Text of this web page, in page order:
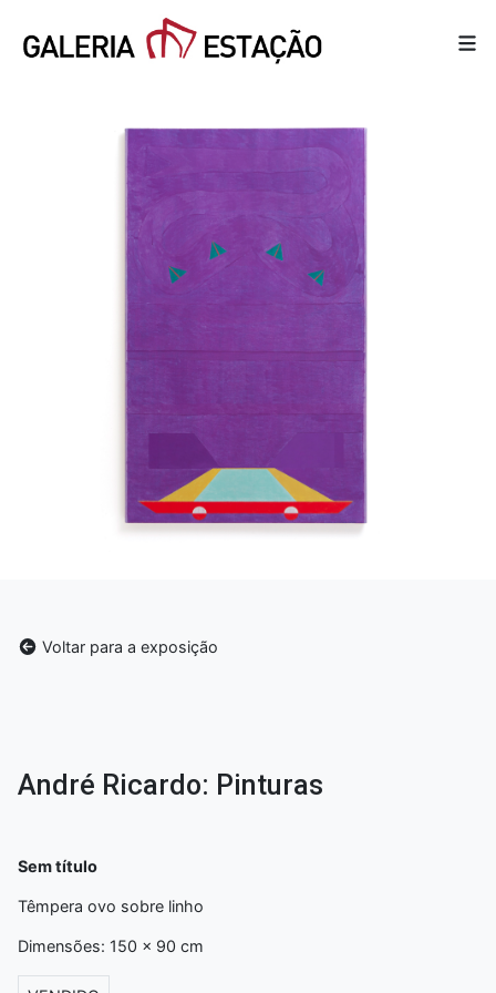
Voltar para a exposição
André Ricardo: Pinturas
Sem título
Têmpera ovo sobre linho
Dimensões: 150 x 90 cm